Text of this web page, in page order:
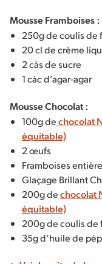
Mousse Framboises :
250g de coulis de
20 cl de crème
2 càs de sucre
1 càc d’agar-agar
Mousse Chocolat :
100g dechocolat
équitable)
2 œufs
Framboises
Glaçage Brillant
200g dechocolat
équitable)
200g de coulis de
35g d’huile de